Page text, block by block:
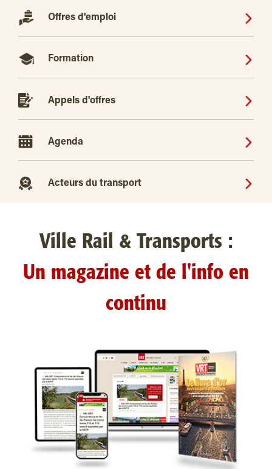
Offres d'emploi
Formation
Appels d'offres
Agenda
Acteurs du transport
Ville Rail & Transports :
Un magazine et de l'info en
continu